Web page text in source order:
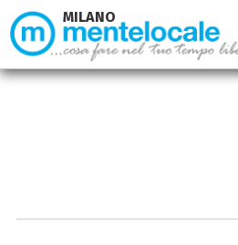
MILANO